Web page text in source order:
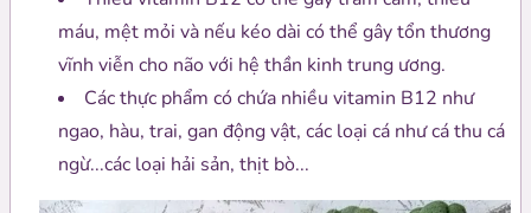
máu, mệt mỏi và nếu kéo dài có thể gây tổn thương
vĩnh viễn cho não với hệ thần kinh trung ương.
Các thực phẩm có chứa nhiều vitamin B12 như
ngao, hàu, trai, gan động vật, các loại cá như cá thu cá
ngừ...các loại hải sản, thịt bò...